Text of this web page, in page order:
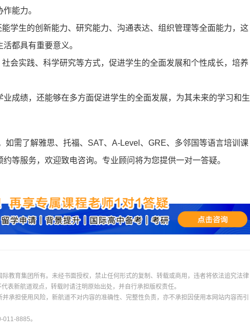
能力。
生的创新能力、研究能力、沟通表达、组织管理等全面能力，这
都具有重要意义。
实践、科学研究等方式，促进学生的全面发展和个性成长，培养
绩，还能够在多方面促进学生的全面发展，为其未来的学习和生
如需了解雅思、托福、SAT、A-Level、GRE、多邻国等语言培训课
等服务，欢迎致电咨询。专业顾问将为您提供一对一答疑。
教育集团所有。未经书面授权，禁止任何形式的复制、转载或商用，违者将依法追究法律
表新航道观点，转载时请注明原始出处，并自行承担版权责任。
承担使用风险，新航道不对内容的准确性、完整性负责，亦不承担因使用本网站内容而引
8885。
登录/注册
* 验证码: 获取验证码
我已阅读并同意《用户服务条款及隐私政策》
首次登录自动注册账号 收不到验证码?